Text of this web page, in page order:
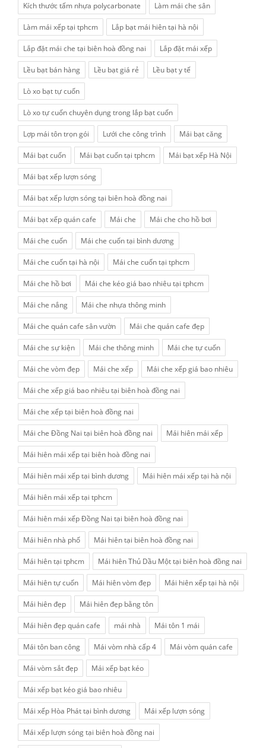
Kích thước tấm nhựa polycarbonate Làm mái che sân
Làm mái xếp tại tphcm Lắp bạt mái hiên tại hà nội
Lắp đặt mái che tại biên hoà đồng nai Lắp đặt mái xếp
Lều bạt bán hàng Lều bạt giá rẻ Lều bạt y tế
Lò xo bạt tự cuốn
Lò xo tự cuốn chuyên dụng trong lắp bạt cuốn
Lợp mái tôn trọn gói Lưới che công trình Mái bạt căng
Mái bạt cuốn Mái bạt cuốn tại tphcm Mái bạt xếp Hà Nội
Mái bạt xếp lượn sóng
Mái bạt xếp lượn sóng tại biên hoà đồng nai
Mái bạt xếp quán cafe Mái che Mái che cho hồ bơi
Mái che cuốn Mái che cuốn tại bình dương
Mái che cuốn tại hà nội Mái che cuốn tại tphcm
Mái che hồ bơi Mái che kéo giá bao nhiêu tại tphcm
Mái che nắng Mái che nhựa thông minh
Mái che quán cafe sân vườn Mái che quán cafe đẹp
Mái che sự kiện Mái che thông minh Mái che tự cuốn
Mái che vòm đẹp Mái che xếp Mái che xếp giá bao nhiêu
Mái che xếp giá bao nhiêu tại biên hoà đồng nai
Mái che xếp tại biên hoà đồng nai
Mái che Đồng Nai tại biên hoà đồng nai Mái hiên mái xếp
Mái hiên mái xếp tại biên hoà đồng nai
Mái hiên mái xếp tại bình dương Mái hiên mái xếp tại hà nội
Mái hiên mái xếp tại tphcm
Mái hiên mái xếp Đồng Nai tại biên hoà đồng nai
Mái hiên nhà phố Mái hiên tại biên hoà đồng nai
Mái hiên tại tphcm Mái hiên Thủ Dầu Một tại biên hoà đồng nai
Mái hiên tự cuốn Mái hiên vòm đẹp Mái hiên xếp tại hà nội
Mái hiên đẹp Mái hiên đẹp bằng tôn
Mái hiên đẹp quán cafe mái nhà Mái tôn 1 mái
Mái tôn ban công Mái vòm nhà cấp 4 Mái vòm quán cafe
Mái vòm sắt đẹp Mái xếp bạt kéo
Mái xếp bạt kéo giá bao nhiêu
Mái xếp Hòa Phát tại bình dương Mái xếp lượn sóng
Mái xếp lượn sóng tại biên hoà đồng nai